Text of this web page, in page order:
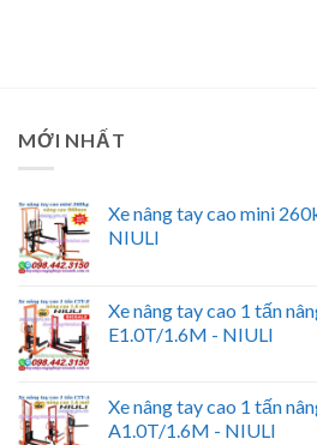
MỚI NHẤT
Xe nâng tay cao mini
NIULI
Xe nâng tay cao 1 tấn
E1.0T/1.6M - NIULI
Xe nâng tay cao 1 tấn
A1.0T/1.6M - NIULI